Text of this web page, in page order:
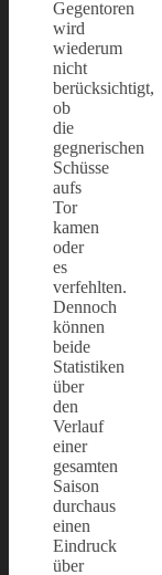
Gegentoren
wird
wiederum
nicht
berücksichtigt,
ob
die
gegnerischen
Schüsse
aufs
Tor
kamen
oder
es
verfehlten.
Dennoch
können
beide
Statistiken
über
den
Verlauf
einer
gesamten
Saison
durchaus
einen
Eindruck
über